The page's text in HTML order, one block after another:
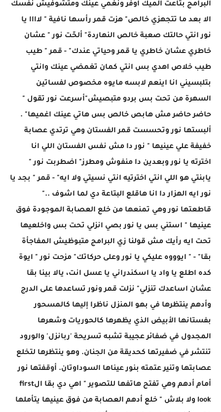
البرامج بتاعت الميك اوفر ونغمي عينك ومتشوفيش نفسك
الا بعد ما تتجهزي خالص" هزت قمر رأسها نافية " لاااا يا
نور انتي حالتك صعبة خالص النهاردة" ألحّت نور " عشان
خاطري عشان خاطري يا قمر وحياتي عندك" - قمر " طيب
طيب خلاص اهدي بس انتي كمان تغمضي عينك وانتي
بتلبسيني انا اينعم لابسه مايوه مخصوص لفساتين
السهرة من تحت بس بردو متبصيش"أسرعت نور تقول "
حاضر حاضر مش هابص خالص بس هاتي عينك اغميها" .
ألبستها نور وتحسست قمر الفستان وهي ترتدي عصابة
خفيفة علي عينيها " نور دا مش نفس الفستان اللي انا
اخترته يا نور وبعدين دا منفوش ومطرز" اضطربت نور "
يابنتي هو اللي انتي اخترتيه انتي نسيتي ولا ايه" - قمر " بجد يا
نور ايه الهزار دا انا هاقلع البتاعة دي لما اشوف .."
قاطعتها نور وهي تمنعها من خلع العصابة الموجودة فوق
عينيها " استني بس يا نور بصي انزلي تحت بس واخلعيها
تحت ايه رأيك مش قولنا زي البرامج متبوظيش المفاجأة
بقا" - " ايوووه عليكي يا نور وعلى حركاتك" مزحت نور " ايوة
كده اطلع يا واد يا اسكندراني يا عسل انت، يالا بينا بقا
عشان اساعدك تنزلي" نزلت قمر ونور تساعدها على الدرج
وأدهم ينتظرها في بهو المنزل ناظرا إليها كالمسحور
بفستانها الأبيض الذي يظهرها كالحوريات وشعرها
المجدول في ضفائر عجيبة تشبه تسريحة 'ربانزل' والورود
تنتشر في ضفيرتها كحديقة من الجنان. وهو ينتظرها لتخلع
عصابتها وتنير عتمته بنور عيناها السوداوتان. أوقفتها نور
أمام أدهم وهي تفتح هاتفها للتصوير " اهي دي بقا الfirst
look ولا بلاش " خلع أدهم العصابة من فوق عينيها يتأملها